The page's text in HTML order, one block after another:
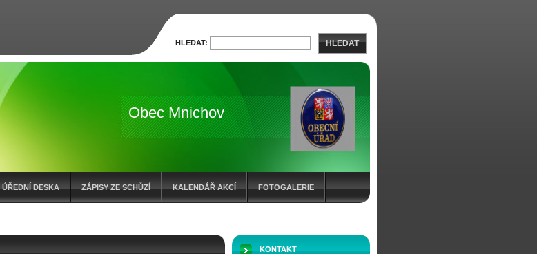
Obec Mnichov
ÚŘEDNÍ DESKA ZÁPISY ZE SCHŮZÍ KALENDÁŘ AKCÍ FOTOGALERIE
KONTAKT
HLEDAT: HLEDAT